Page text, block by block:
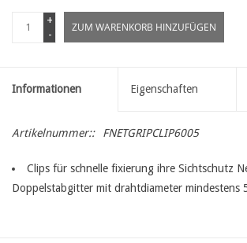
+
-
ZUM WARENKORB HINZUFÜGEN
Informationen Eigenschaften
Artikelnummer:: FNETGRIPCLIP6005
Clips für schnelle fixierung ihre Sichtschutz
Doppelstabgitter mit drahtdiameter mindestens